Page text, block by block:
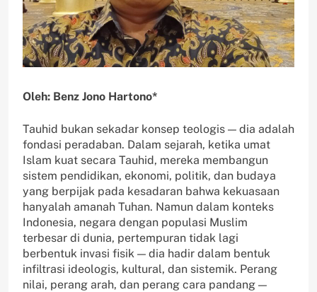
Oleh: Benz Jono Hartono*
Tauhid bukan sekadar konsep teologis — dia adalah
fondasi peradaban. Dalam sejarah, ketika umat
Islam kuat secara Tauhid, mereka membangun
sistem pendidikan, ekonomi, politik, dan budaya
yang berpijak pada kesadaran bahwa kekuasaan
hanyalah amanah Tuhan. Namun dalam konteks
Indonesia, negara dengan populasi Muslim
terbesar di dunia, pertempuran tidak lagi
berbentuk invasi fisik — dia hadir dalam bentuk
infiltrasi ideologis, kultural, dan sistemik. Perang
nilai, perang arah, dan perang cara pandang —